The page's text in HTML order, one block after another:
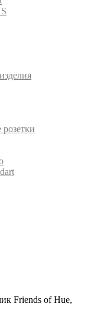
Friends of Hue,